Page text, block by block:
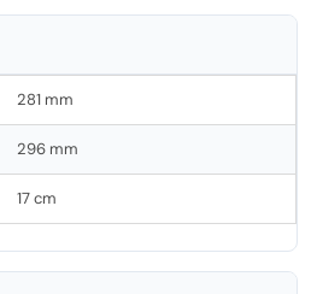
281 mm
296 mm
17 cm